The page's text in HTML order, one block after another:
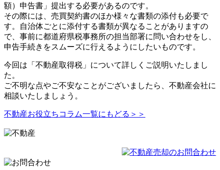
額）申告書」提出する必要があるのです。
その際には、売買契約書のほか様々な書類の添付も必要で
す。自治体ごとに添付する書類が異なることがありますの
で、事前に都道府県税事務所の担当部署に問い合わせをし、
申告手続きをスムーズに行えるようにしたいものです。
今回は「不動産取得税」について詳しくご説明いたしまし
た。
ご不明な点やご不安なことがございましたら、不動産会社に
相談いたしましょう。
不動産お役立ちコラム一覧にもどる＞＞